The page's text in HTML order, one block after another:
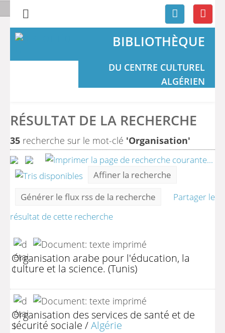
BIBLIOTHÈQUE
DU CENTRE CULTUREL
ALGÉRIEN
RÉSULTAT DE LA RECHERCHE
35 recherche sur le mot-clé 'Organisation'
Affiner la recherche
Générer le flux rss de la recherche
Partager le
résultat de cette recherche
Organisation arabe pour l'éducation, la
culture et la science. (Tunis)
Organisation des services de santé et de
sécurité sociale /Algérie